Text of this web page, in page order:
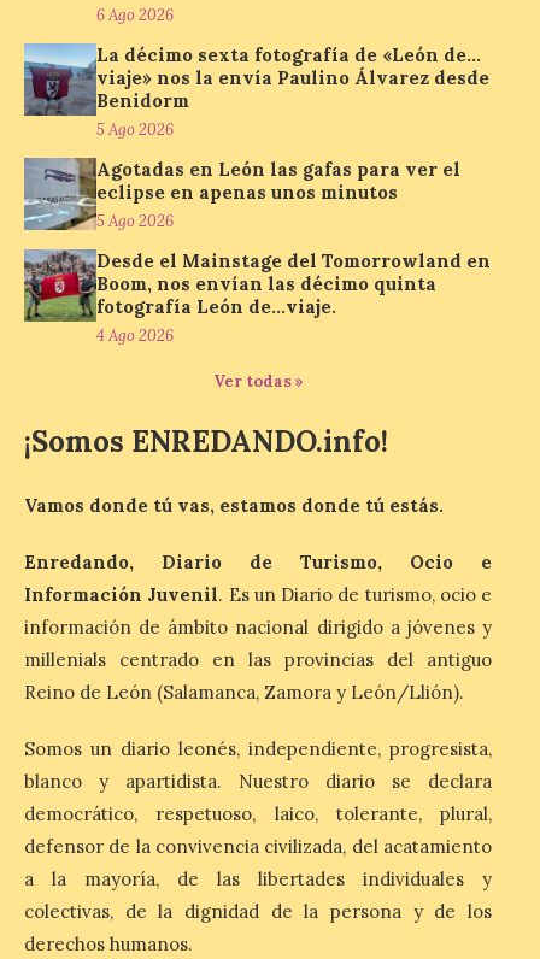
Un viaje a la Antigüedad:
el Museo del Prado
propone un recorrido por
obras de su Colección de
inspiración clásica
6 Ago 2026
Al hilo del estreno de La
Odisea de Christopher
Nolan. La pieza de vídeo
reúne una selección de
Antigüedad clásica, la mitología y los
viajes, que se suceden al ritmo de un
Patrimonio Nacional
fuentes de La Granja ante
la escasez de agua
6 Ago 2026
Esta medida afecta a los
de la Fuente Baños de
Diana previstos para los
días 8, 15 y 22 de agosto,
así como al encendido extraordinario del
día 25. La reserva de agua en el estanque
«El Mar», […]
El Descenso Internacional
6 Ago 2026
La décimo sexta fotografía de «León de…
viaje» nos la envía Paulino Álvarez desde
Benidorm
5 Ago 2026
Agotadas en León las gafas para ver el
eclipse en apenas unos minutos
5 Ago 2026
Desde el Mainstage del Tomorrowland en
Boom, nos envían las décimo quinta
fotografía León de…viaje.
4 Ago 2026
Ver todas »
¡Somos ENREDANDO.info!
Vamos donde tú vas, estamos donde tú estás.
Enredando, Diario de Turismo, Ocio e
Información Juvenil. Es un Diario de turismo, ocio e
información de ámbito nacional dirigido a jóvenes y
millenials centrado en las provincias del antiguo
Reino de León (Salamanca, Zamora y León/Llión).
Somos un diario leonés, independiente, progresista,
blanco y apartidista. Nuestro diario se declara
democrático, respetuoso, laico, tolerante, plural,
defensor de la convivencia civilizada, del acatamiento
a la mayoría, de las libertades individuales y
colectivas, de la dignidad de la persona y de los
derechos humanos.